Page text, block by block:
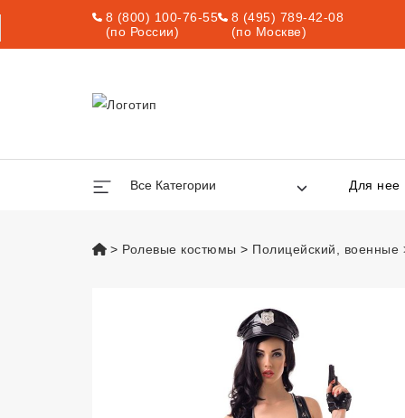
8 (800) 100-76-55
(по России)
8 (495) 789-42-08
(по Москве)
Все Категории Для нее
vsexshop.ru
Ролевые костюмы Полицейский, военные